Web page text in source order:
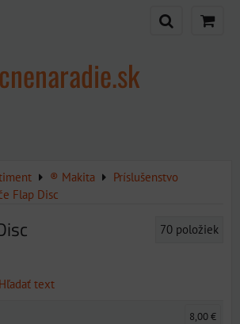
® Makita
Príslušenstvo
Flap Disc
70 položiek
Hľadať text
8,00 €